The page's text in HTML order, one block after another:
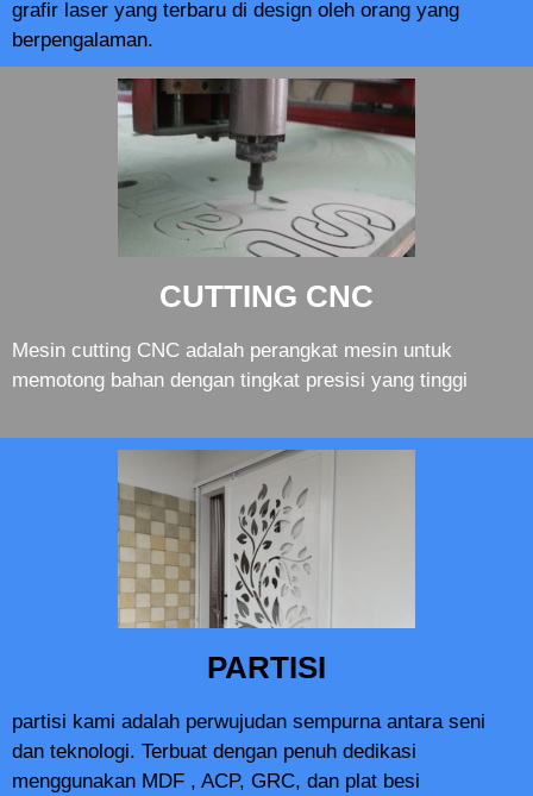
grafir laser yang terbaru di design oleh orang yang
berpengalaman.
CUTTING CNC
Mesin cutting CNC adalah perangkat mesin untuk
memotong bahan dengan tingkat presisi yang tinggi
PARTISI
partisi kami adalah perwujudan sempurna antara seni
dan teknologi. Terbuat dengan penuh dedikasi
menggunakan MDF , ACP, GRC, dan plat besi